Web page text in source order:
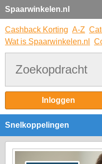
Spaarwinkelen.nl
Cashback Korting A-Z
Wat is Spaarwinkelen.nl
Inloggen
Snelkoppelingen